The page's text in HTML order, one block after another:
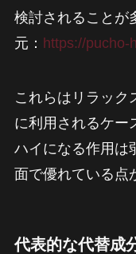
検討されることが
元： https://pucho-
これらはリラック
に利用されるケー
ハイになる作用は
面で優れている点
代表的な代替成